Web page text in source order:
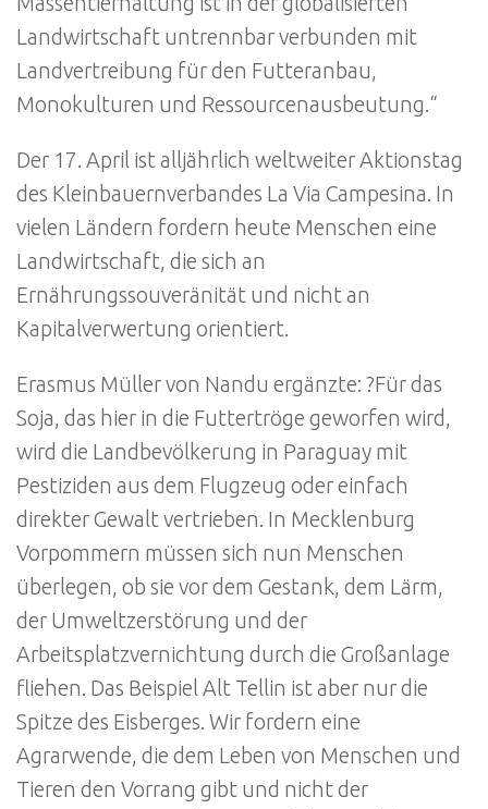
Landwirtschaft untrennbar verbunden mit
Landvertreibung für den Futteranbau,
Monokulturen und Ressourcenausbeutung.“
Der 17. April ist alljährlich weltweiter Aktionstag
des Kleinbauernverbandes La Via Campesina. In
vielen Ländern fordern heute Menschen eine
Landwirtschaft, die sich an
Ernährungssouveränität und nicht an
Kapitalverwertung orientiert.
Erasmus Müller von Nandu ergänzte: ?Für das
Soja, das hier in die Futtertröge geworfen wird,
wird die Landbevölkerung in Paraguay mit
Pestiziden aus dem Flugzeug oder einfach
direkter Gewalt vertrieben. In Mecklenburg
Vorpommern müssen sich nun Menschen
überlegen, ob sie vor dem Gestank, dem Lärm,
der Umweltzerstörung und der
Arbeitsplatzvernichtung durch die Großanlage
fliehen. Das Beispiel Alt Tellin ist aber nur die
Spitze des Eisberges. Wir fordern eine
Agrarwende, die dem Leben von Menschen und
Tieren den Vorrang gibt und nicht der